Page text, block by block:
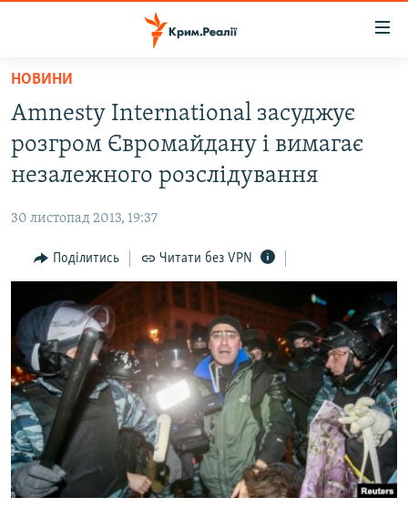
Перейти
основного
матеріалу
Перейти
до
основної
Перейти
до
пошуку
ВОДА.КРИМ
ВІДЕО ТА ФОТО
БЛОГИ
ПОГЛЯД
ВСЕ ЗА ДЕНЬ
СПЕЦПРОЕКТИ
ДЕПОРТАЦІЯ
ВІДЕОУРОКИ «ELIFBE»
СВІДЧЕННЯ ОКУПАЦІЇ
УКРАЇНСЬКА ПРОБЛЕМА КРИМУ
ЯК ОБІЙТИ БЛОКУВАННЯ
Русский
Qırımtatar
НОВИНИ
Amnesty International засуджує
розгром Євромайдану і вимагає
незалежного розслідування
30 листопад 2013, 19:37
Поділитись Читати без VPN